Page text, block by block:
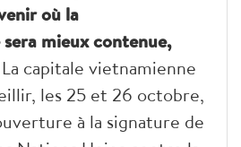
où la
mieux contenue,
La capitale vietnamienne
les 25 et 26 octobre,
à la signature de